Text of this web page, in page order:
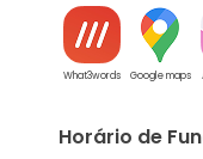
What3words Google maps
Horário de